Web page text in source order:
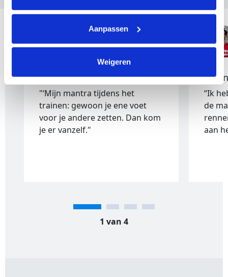
Aanpassen
Weigeren
Kimberly
"‘Mijn mantra tijdens het
trainen: gewoon je ene voet
voor je andere zetten. Dan kom
je er vanzelf."
Justin
“Ik
de
aan
1 van 4